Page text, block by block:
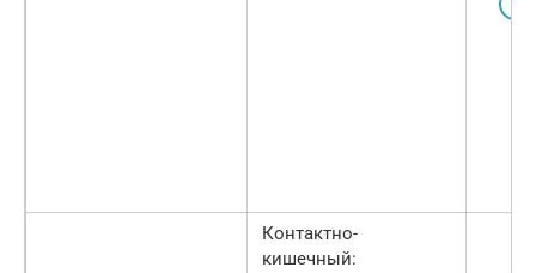
Контактно-
кишечный: